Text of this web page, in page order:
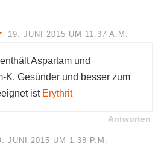
19. JUNI 2015 UM 11:37 A.M.
Aspartam und
K. Gesünder und besser zum
ist Erythrit
Antworten
JUNI 2015 UM 1:38 P.M.